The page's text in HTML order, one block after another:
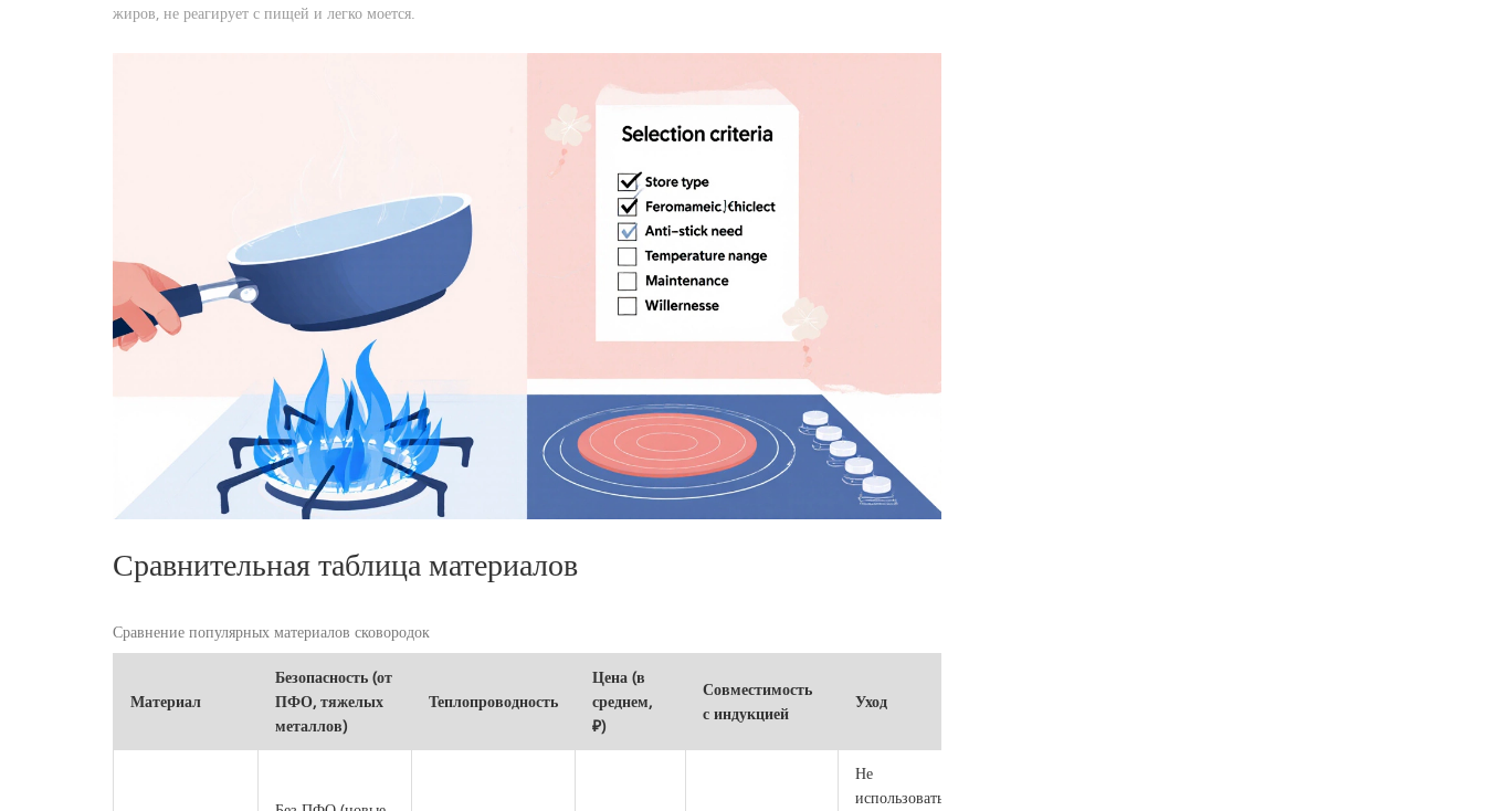
жиров, не реагирует с пищей и легко моется.
Сравнительная таблица материалов
Сравнение популярных материалов сковородок
Материал
Безопасность (от
ПФО, тяжелых
металлов)
Теплопроводность
Цена (в
среднем,
₽)
Совместимость
с индукцией
Уход
Не
использовать